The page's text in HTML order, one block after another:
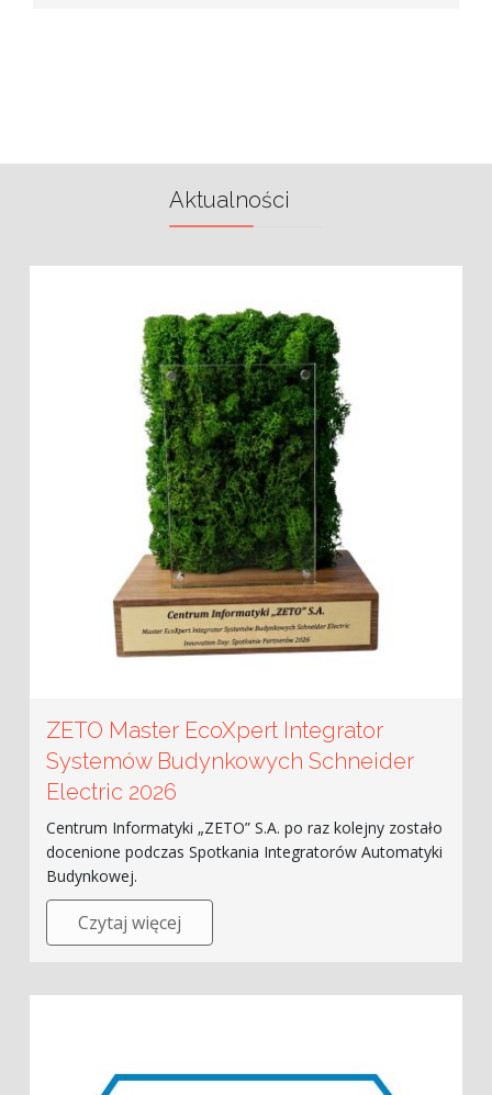
Aktualności
ZETO Master EcoXpert Integrator
Systemów Budynkowych Schneider
Electric 2026
Centrum Informatyki „ZETO” S.A. po raz kolejny zostało
docenione podczas Spotkania Integratorów Automatyki
Budynkowej.
Czytaj więcej